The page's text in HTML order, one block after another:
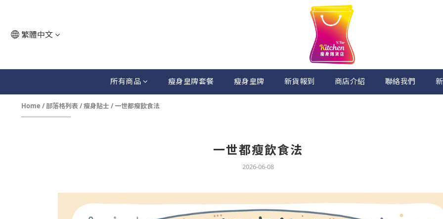
繁體中文
所有商品 瘦身皇牌套餐 瘦身皇牌 新貨報到 商店介紹 聯絡我們
Home / 部落格列表 /瘦身貼士 / 一世都瘦飲食法
一世都瘦飲食法
2026-06-08